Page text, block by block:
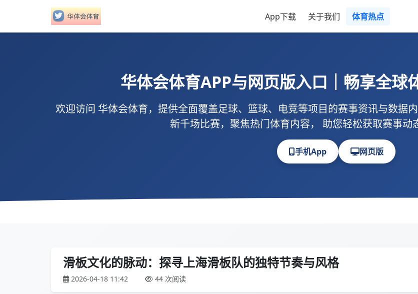
App下载 关于我们 体育热点
华体会体育APP与网页版入口｜畅享全球
欢迎访问 华体会体育，提供全面覆盖足球、篮球、电竞等项目的赛事资讯与数据
新千场比赛，聚焦热门体育内容， 助您轻松获取赛事动
手机App 网页版
滑板文化的脉动：探寻上海滑板队的独特节奏与风格
2026-04-18 11:42 44 次阅读